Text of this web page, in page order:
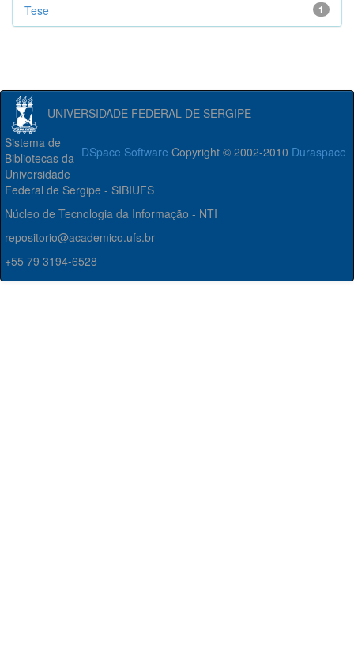
1
Tese
UNIVERSIDADE FEDERAL DE SERGIPE
DSpace Software Copyright © 2002-2010 Duraspace
Sistema de
Bibliotecas da
Universidade
Federal de Sergipe - SIBIUFS
Núcleo de Tecnologia da Informação - NTI
repositorio@academico.ufs.br
+55 79 3194-6528